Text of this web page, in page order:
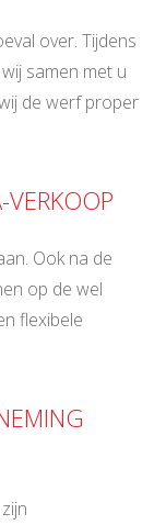
over. Tijdens
samen met u
de werf proper
Ook na de
op de wel
flexibele